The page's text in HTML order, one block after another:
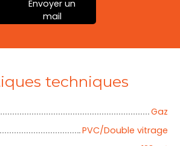
Envoyer un
mail
techniques
Gaz
PVC/Double vitrage